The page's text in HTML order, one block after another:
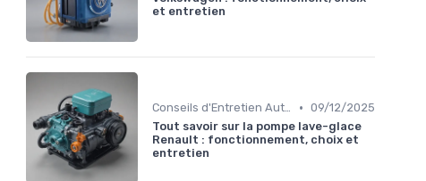
et entretien
Conseils d'Entretien Auto • 09/12/2025
Tout savoir sur la pompe lave-glace
Renault : fonctionnement, choix et
entretien